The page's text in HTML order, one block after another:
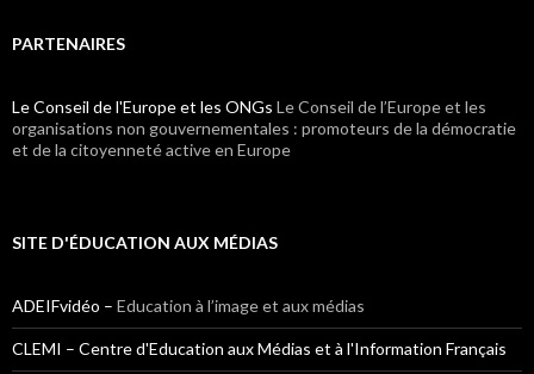
PARTENAIRES
Le Conseil de l'Europe et les ONGs Le Conseil de l’Europe et les
organisations non gouvernementales : promoteurs de la démocratie
et de la citoyenneté active en Europe
SITE D'ÉDUCATION AUX MÉDIAS
ADEIFvidéo – Education à l’image et aux médias
CLEMI – Centre d'Education aux Médias et à l'Information Français